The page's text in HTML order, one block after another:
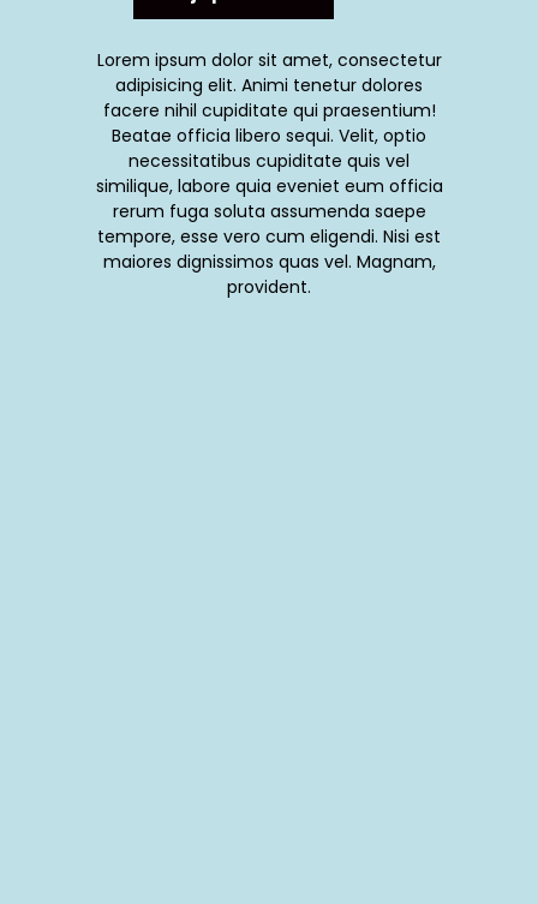
Lorem ipsum dolor sit amet, consectetur
adipisicing elit. Animi tenetur dolores
facere nihil cupiditate qui praesentium!
Beatae officia libero sequi. Velit, optio
necessitatibus cupiditate quis vel
similique, labore quia eveniet eum officia
rerum fuga soluta assumenda saepe
tempore, esse vero cum eligendi. Nisi est
maiores dignissimos quas vel. Magnam,
provident.